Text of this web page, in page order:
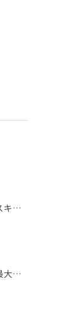
仕事内容や求めるスキルを明確にし、ターゲット層に響くメッセー...
求人広告の効果を最大化するために最も重要なのは、掲載タイミン...